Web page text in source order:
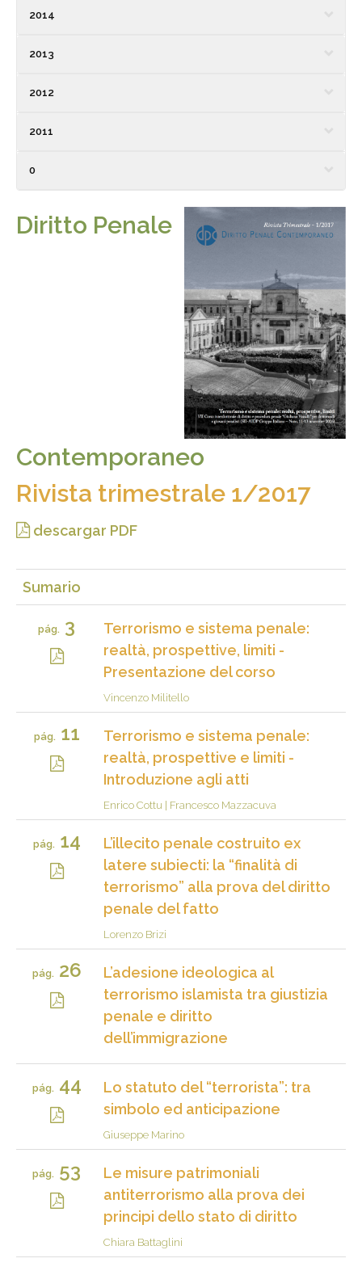
2014
2013
2012
2011
0
Diritto Penale
Contemporaneo
Rivista trimestrale 1/2017
descargar PDF
Sumario
pág. 3
Terrorismo e sistema penale:
realtà, prospettive, limiti -
Presentazione del corso
Vincenzo Militello
pág.11
Terrorismo e sistema penale:
realtà, prospettive e limiti -
Introduzione agli atti
Enrico Cottu Francesco Mazzacuva
pág.14
L’illecito penale costruito ex
latere subiecti: la “finalità di
terrorismo” alla prova del diritto
penale del fatto
Lorenzo Brizi
pág.26
L’adesione ideologica al
terrorismo islamista tra giustizia
penale e diritto
dell’immigrazione
pág.44
Lo statuto del “terrorista”: tra
simbolo ed anticipazione
Giuseppe Marino
pág. 53
Le misure patrimoniali
antiterrorismo alla prova dei
principi dello stato di diritto
Chiara Battaglini